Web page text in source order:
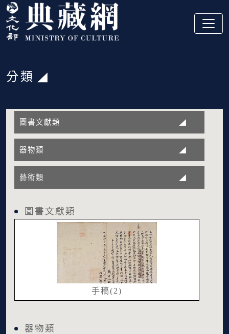
跳到主要內容
:::
:::
分類
圖書文獻類
器物類
藝術類
圖書文獻類
手稿(2)
器物類